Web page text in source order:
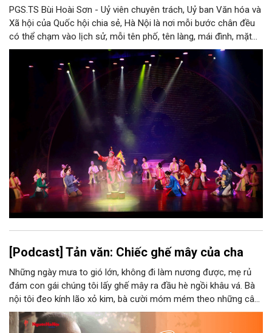
PGS.TS Bùi Hoài Sơn - Uỷ viên chuyên trách, Uỷ ban Văn hóa và
Xã hội của Quốc hội chia sẻ, Hà Nội là nơi mỗi bước chân đều
có thể chạm vào lịch sử, mỗi tên phố, tên làng, mái đình, mặt
hồ, nếp nhà, câu hát, món ăn, làn điệu, nghề thủ công đều có
thể kể một câu chuyện về chiều sâu văn hiến của dân tộc.
Nhưng trong kỷ nguyên mới, câu hỏi đặt ra không chỉ Hà Nội có
bao nhiêu di sản, bao nhiêu văn nghệ sĩ, trí thức, không gian ký
ức, mà là làm thế nào để những giá trị ấy trở thành nguồn lực
phát triển, thành sức mạnh mềm, thành động lực sáng tạo,
thành năng lực cạnh tranh của Thủ đô.
[Podcast] Tản văn: Chiếc ghế mây của cha
Những ngày mưa to gió lớn, không đi làm nương được, mẹ rủ
đám con gái chúng tôi lấy ghế mây ra đầu hè ngồi khâu vá. Bà
nội tôi đeo kính lão xỏ kim, bà cười móm mém theo những câu
chuyện kể tếu táo của đám trẻ chúng tôi. Chiếc ghế mây phát
ra âm thanh kin kít chịu đựng sức nặng cơ thể con người theo